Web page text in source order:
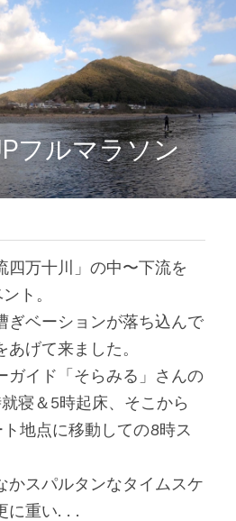
フルマラソン
四万十川」の中〜下流を
ト。
ぎベーションが落ち込んで
げて来ました。
ガイド「そらみる」さんの
寝＆5時起床、そこから
地点に移動しての8時ス
かスパルタンなタイムスケ
に重い. . .